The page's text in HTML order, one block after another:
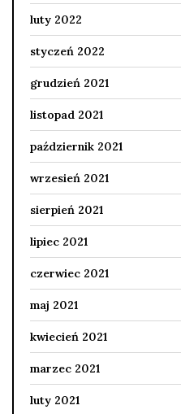
luty 2022
styczeń 2022
grudzień 2021
listopad 2021
październik 2021
wrzesień 2021
sierpień 2021
lipiec 2021
czerwiec 2021
maj 2021
kwiecień 2021
marzec 2021
luty 2021